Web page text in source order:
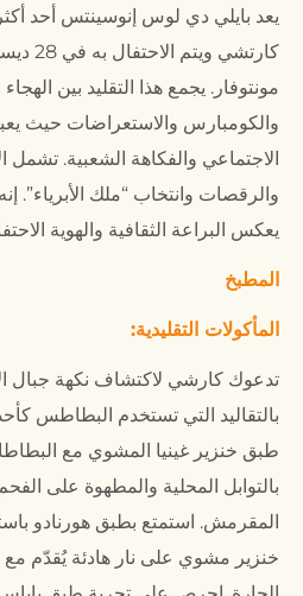
يعد بايلي دي لوس إنوسينتس أحد أكثر
مونتوفار. يجمع هذا التقليد بين الهجاء
والكومبارس والاستعراضات حيث
الاجتماعي والفكاهة الشعبية. تشمل
والرقصات وانتخاب “ملك الأبرياء”.
يعكس البراعة الثقافية والهوية
المطبخ
المأكولات التقليدية:
تدعوك كارشي لاكتشاف نكهة جبال
بالتقاليد التي تستخدم البطاطس
طبق خنزير غينيا المشوي مع
بالتوابل المحلية والمطهوة على
المقرمش. استمتع بطبق هورنادو
خنزير مشوي على نار هادئة يُقدّم